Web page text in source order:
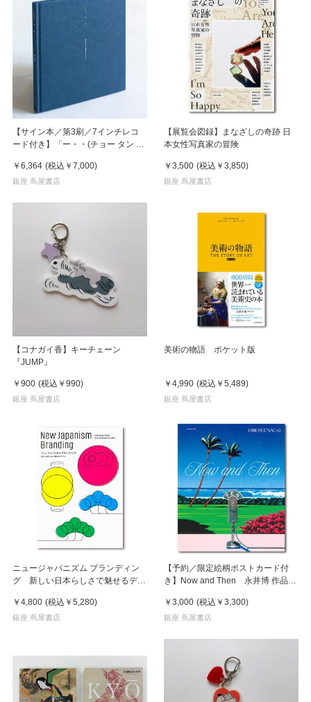
【サイン本／第3刷／7インチレコ
ード付き】「ー・・(チョー タン タ
￥6,364 (税込 ￥7,000)
銀座 蔦屋書店
【展覧会図録】まなざしの奇跡 日
本女性写真家の冒険
￥3,500 (税込 ￥3,850)
銀座 蔦屋書店
【コナガイ香】キーチェーン
『JUMP』
￥900 (税込 ￥990)
銀座 蔦屋書店
美術の物語 ポケット版
￥4,990 (税込 ￥5,489)
銀座 蔦屋書店
ニュージャパニズム ブランディン
グ 新しい日本らしさで魅せるデザ
￥4,800 (税込 ￥5,280)
銀座 蔦屋書店
【予約／限定絵柄ポストカード付
き】Now and Then 永井博 作品
￥3,000 (税込 ￥3,300)
銀座 蔦屋書店